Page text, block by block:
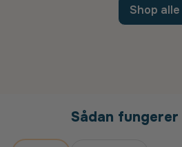
Shop alle
Sådan